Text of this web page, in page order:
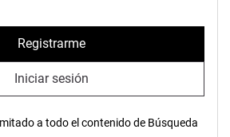
Registrarme
Iniciar sesión
a todo el contenido de Búsqueda